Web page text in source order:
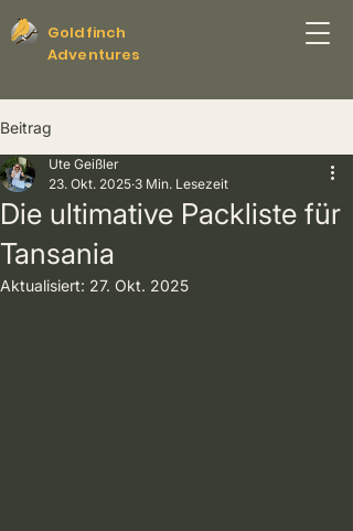
Goldfinch
Adventures
Beitrag
Die ultimative Packliste für
Tansania
Ute Geißler
23. Okt. 2025 3 Min. Lesezeit
Aktualisiert: 27. Okt. 2025